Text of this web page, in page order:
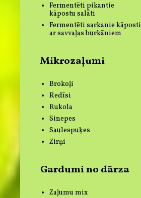
Fermentēti pikantie
kāpostu salāti
Fermentēti sarkanie kāposti
ar savvaļas burkāniem
Mikrozaļumi
Brokoļi
Redīsi
Rukola
Sinepes
Saulespuķes
Zirņi
Gardumi no dārza
Zaļumu mix